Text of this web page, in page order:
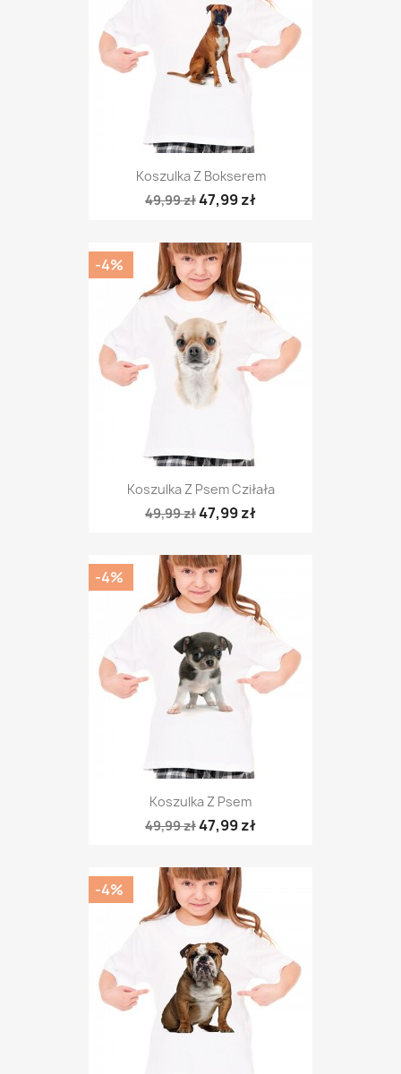
Koszulka Z Bokserem
49,99 zł47,99 zł
Koszulka Z Psem Cziłała
49,99 zł47,99 zł
-4%
Koszulka Z Psem
49,99 zł47,99 zł
-4%
-4%